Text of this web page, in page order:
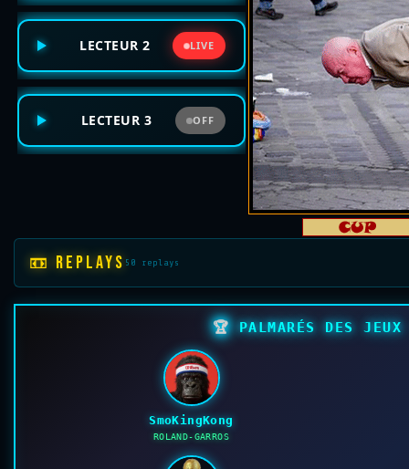
LECTEUR 2 LIVE
LECTEUR 3 OFF
📼 REPLAYS 50 replays
🏆 PALMARÉS DES
SmoKingKong
ROLAND-GARROS